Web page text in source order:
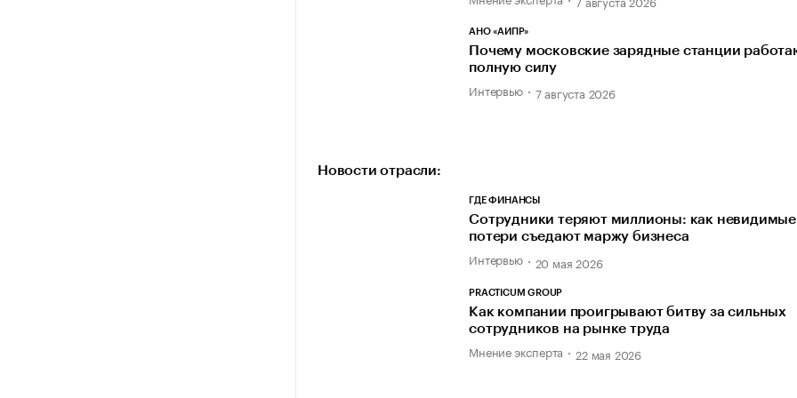
АНО «АИПР»
Почему московские зарядные станции
полную силу
Интервью 7 августа 2026
Новости отрасли:
ГДЕ ФИНАНСЫ
Cотрудники теряют миллионы: как невидимые
потери съедают маржу бизнеса
Интервью 20 мая 2026
PRACTICUM GROUP
Как компании проигрывают битву за сильных
сотрудников на рынке труда
Мнение эксперта 22 мая 2026